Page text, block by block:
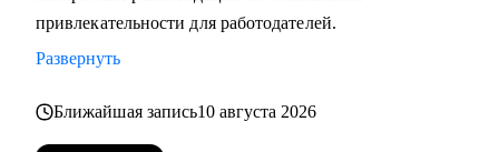
в момент срыва сроков или конфликтов в команде, помогу
найти пути выхода из трудных ситуаций.
Кому могу помочь:
• Начинающим руководителям в IT.
привлекательности для работодателей.
Развернуть
Ближайшая запись10 августа 2026